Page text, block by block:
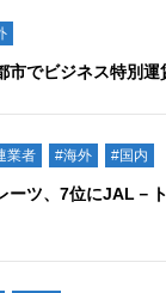
市でビジネス特別運
業者 #海外 #国内
ーツ、7位にJAL－